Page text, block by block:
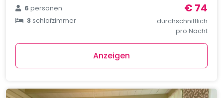
6personen
3schlafzimmer
€ 74
durchschnittlich
pro Nacht
Anzeigen